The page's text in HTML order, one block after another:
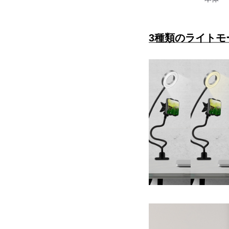
3種類のライトモ